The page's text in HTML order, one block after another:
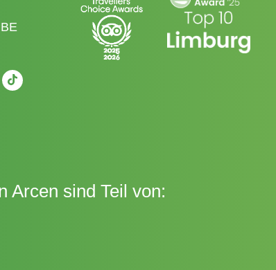
Arcen sind Teil von: